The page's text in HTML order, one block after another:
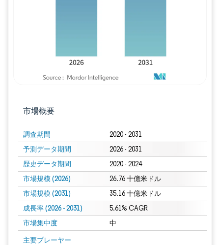
市場概要
調査期間 2020 - 2031
予測データ期間 2026 - 2031
歴史データ期間 2020 - 2024
市場規模 (2026) 26.76 十億米ドル
市場規模 (2031) 35.16 十億米ドル
成長率 (2026 - 2031) 5.61% CAGR
市場集中度 中
主要プレーヤー
画像 © Mordor Intelligence。再利用にはCC BY 4.0の表示が必要です。